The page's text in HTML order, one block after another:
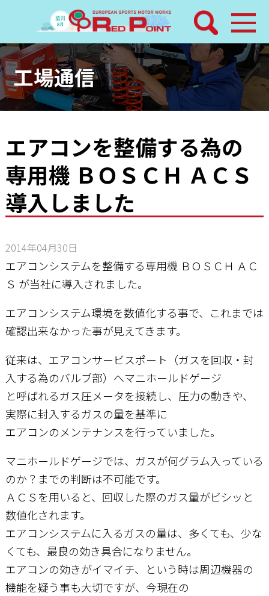
検索
ホーム
トピックス
レッドポイントパーツ
その他サービス
工場通信
工場通信
エアコンを整備する為の
専用機 ＢＯＳＣＨ ＡＣＳ
導入しました
2014年04月30日
エアコンシステムを整備する専用機 ＢＯＳＣＨ ＡＣ
Ｓ が当社に導入されました。
エアコンシステム環境を数値化する事で、これまでは
確認出来なかった事が見えてきます。
従来は、エアコンサービスポート（ガスを回収・封
入する為のバルブ部）へマニホールドゲージ
と呼ばれるガス圧メータを接続し、圧力の動きや、
実際に封入するガスの量を基準に
エアコンのメンテナンスを行っていました。
マニホールドゲージでは、ガスが何グラム入っている
のか？までの判断は不可能です。
ＡＣＳを用いると、回収した際のガス量がビシッと
数値化されます。
エアコンシステムに入るガスの量は、多くても、少な
くても、最良の効き具合になりません。
エアコンの効きがイマイチ、という時は周辺機器の
機能を疑う事も大切ですが、今現在の